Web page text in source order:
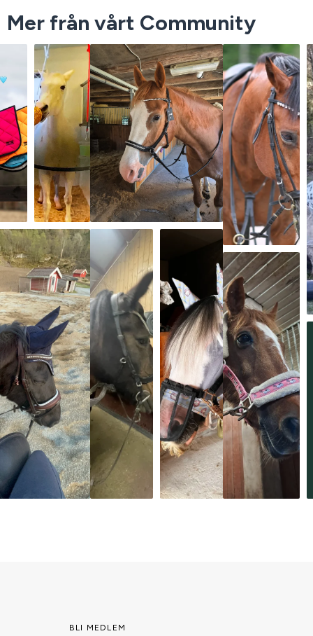
Mer från vårt Community
BLI MEDLEM